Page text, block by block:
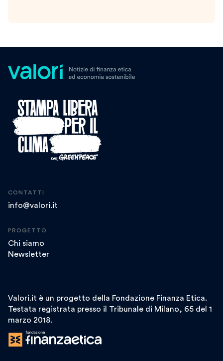
CONTATTI
info@valori.it
PROGETTO
Chi siamo
Newsletter
Valori.it è un progetto della Fondazione Finanza Etica.
Testata registrata presso il Tribunale di Milano, 65 del 1
marzo 2018.